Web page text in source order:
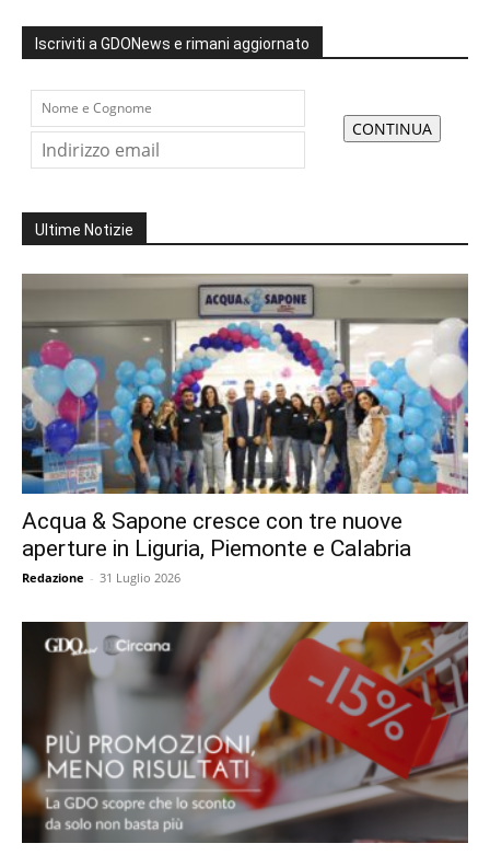
Iscriviti a GDONews e rimani aggiornato
Ultime Notizie
Acqua & Sapone cresce con tre nuove
aperture in Liguria, Piemonte e Calabria
Redazione - 31 Luglio 2026